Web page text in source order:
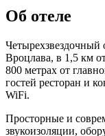
Об отеле
Четырехзвездочный
Вроцлава, в 1,5 км
800 метрах от
гостей ресторан и
WiFi.
Просторные и
звукоизоляции,